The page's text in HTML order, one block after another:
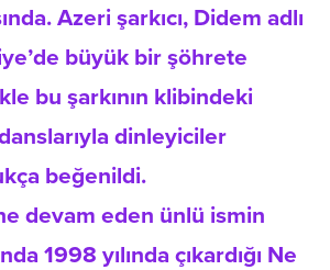
Azeri şarkıcı, Didem adlı
büyük bir şöhrete
bu şarkının klibindeki
dinleyiciler
beğenildi.
devam eden ünlü ismin
1998 yılında çıkardığı Ne